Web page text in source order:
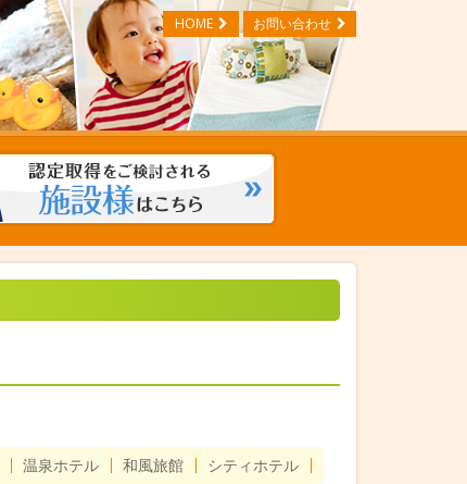
HOME お問い合わせ
温泉ホテル 和風旅館 シティホテル